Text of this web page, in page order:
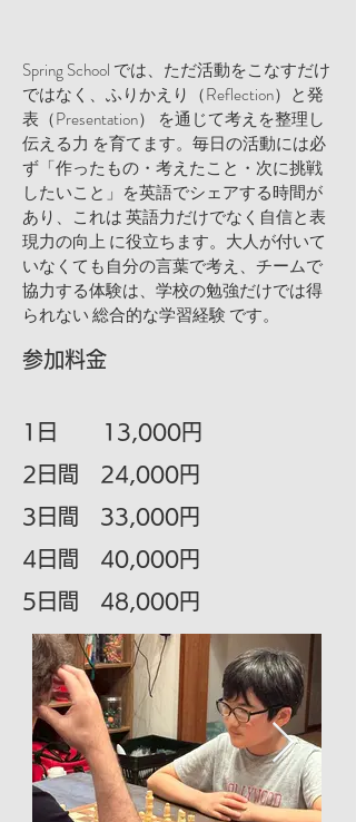
Spring School では、ただ活動をこなすだけ
ではなく、ふりかえり（Reflection）と発
表（Presentation） を通じて考えを整理し
伝える力 を育てます。毎日の活動には必
ず「作ったもの・考えたこと・次に挑戦
したいこと」を英語でシェアする時間が
あり、これは 英語力だけでなく自信と表
現力の向上 に役立ちます。大人が付いて
いなくても自分の言葉で考え、チームで
協力する体験は、学校の勉強だけでは得
られない 総合的な学習経験 です。
参加料金
1日 13,000円
2日間 24,000円
3日間 33,000円
4日間 40,000円
5日間 48,000円